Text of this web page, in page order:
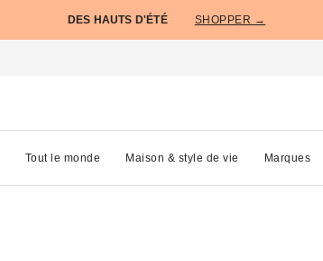
DES HAUTS D'ÉTÉ SHOPPER →
Tout le monde Maison & style de vie Marques